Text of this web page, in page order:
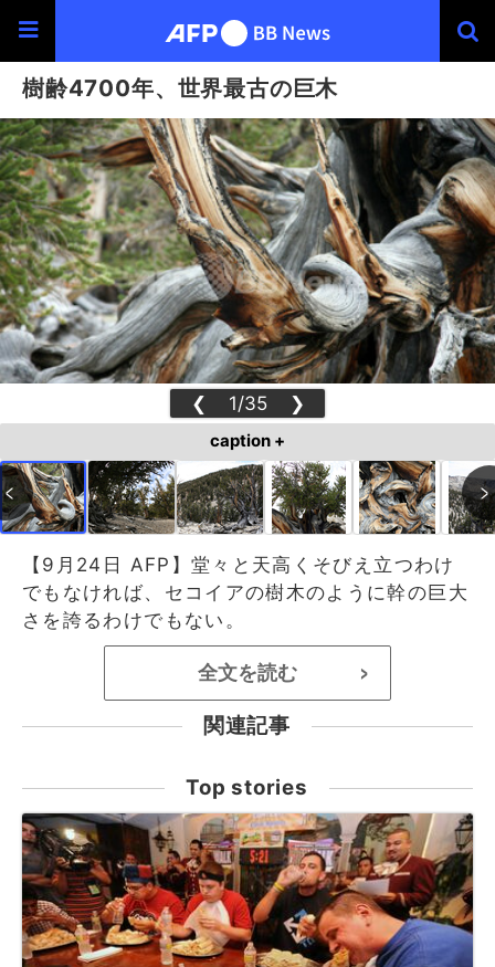
樹齢4700年、世界最古の巨木
❮ 1/35 ❯
caption +
【9月24日 AFP】堂々と天高くそびえ立つわけ
でもなければ、セコイアの樹木のように幹の巨大
さを誇るわけでもない。
全文を読む >
関連記事
Top stories